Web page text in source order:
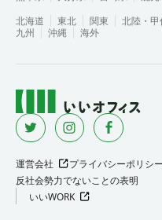
北海道
東北 関東 北陸・甲
九州
沖縄 海外
運営会社 プライバシーポリシー
反社会勢力でないことの表明
いいWORK